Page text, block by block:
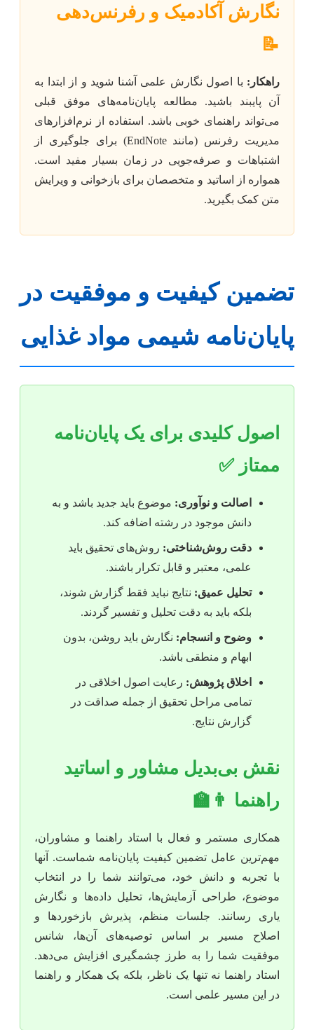
نگارش آکادمیک و رفرنس‌دهی
📝
راهکار: با اصول نگارش علمی آشنا شوید و از ابتدا به
آن پایبند باشید. مطالعه پایان‌نامه‌های موفق قبلی
می‌تواند راهنمای خوبی باشد. استفاده از نرم‌افزارهای
مدیریت رفرنس (مانند EndNote) برای جلوگیری از
اشتباهات و صرفه‌جویی در زمان بسیار مفید است.
همواره از اساتید و متخصصان برای بازخوانی و ویرایش
متن کمک بگیرید.
تضمین کیفیت و موفقیت در
پایان‌نامه شیمی مواد غذایی
اصول کلیدی برای یک پایان‌نامه
ممتاز ✅
اصالت و نوآوری: موضوع باید جدید باشد و به
دانش موجود در رشته اضافه کند.
دقت روش‌شناختی: روش‌های تحقیق باید
علمی، معتبر و قابل تکرار باشند.
تحلیل عمیق: نتایج نباید فقط گزارش شوند،
بلکه باید به دقت تحلیل و تفسیر گردند.
وضوح و انسجام: نگارش باید روشن، بدون
ابهام و منطقی باشد.
اخلاق پژوهش: رعایت اصول اخلاقی در
تمامی مراحل تحقیق از جمله صداقت در
گزارش نتایج.
نقش بی‌بدیل مشاور و اساتید
راهنما 👨‍🏫
همکاری مستمر و فعال با استاد راهنما و مشاوران،
مهم‌ترین عامل تضمین کیفیت پایان‌نامه شماست. آنها
با تجربه و دانش خود، می‌توانند شما را در انتخاب
موضوع، طراحی آزمایش‌ها، تحلیل داده‌ها و نگارش
یاری رسانند. جلسات منظم، پذیرش بازخوردها و
اصلاح مسیر بر اساس توصیه‌های آن‌ها، شانس
موفقیت شما را به طرز چشمگیری افزایش می‌دهد.
استاد راهنما نه تنها یک ناظر، بلکه یک همکار و راهنما
در این مسیر علمی است.